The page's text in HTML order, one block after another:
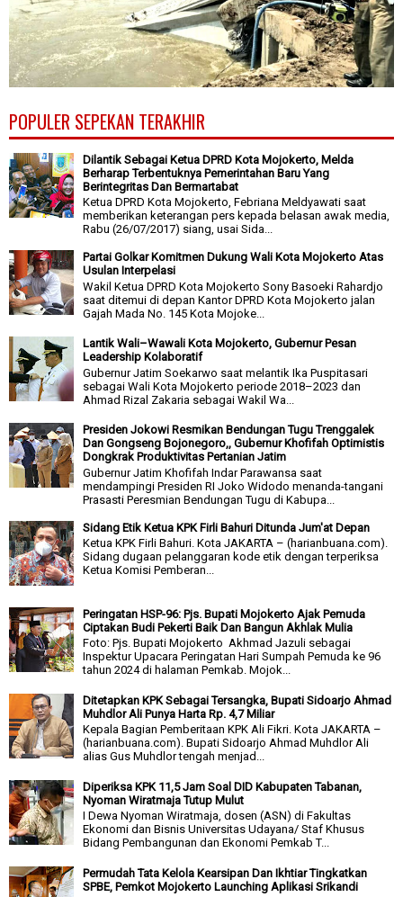
POPULER SEPEKAN TERAKHIR
Dilantik Sebagai Ketua DPRD Kota Mojokerto, Melda
Berharap Terbentuknya Pemerintahan Baru Yang
Berintegritas Dan Bermartabat
Ketua DPRD Kota Mojokerto, Febriana Meldyawati saat
memberikan keterangan pers kepada belasan awak media,
Rabu (26/07/2017) siang, usai Sida...
Partai Golkar Komitmen Dukung Wali Kota Mojokerto Atas
Usulan Interpelasi
Wakil Ketua DPRD Kota Mojokerto Sony Basoeki Rahardjo
saat ditemui di depan Kantor DPRD Kota Mojokerto jalan
Gajah Mada No. 145 Kota Mojoke...
Lantik Wali–Wawali Kota Mojokerto, Gubernur Pesan
Leadership Kolaboratif
Gubernur Jatim Soekarwo saat melantik Ika Puspitasari
sebagai Wali Kota Mojokerto periode 2018–2023 dan
Ahmad Rizal Zakaria sebagai Wakil Wa...
Presiden Jokowi Resmikan Bendungan Tugu Trenggalek
Dan Gongseng Bojonegoro,, Gubernur Khofifah Optimistis
Dongkrak Produktivitas Pertanian Jatim
Gubernur Jatim Khofifah Indar Parawansa saat
mendampingi Presiden RI Joko Widodo menanda-tangani
Prasasti Peresmian Bendungan Tugu di Kabupa...
Sidang Etik Ketua KPK Firli Bahuri Ditunda Jum'at Depan
Ketua KPK Firli Bahuri. Kota JAKARTA – (harianbuana.com).
Sidang dugaan pelanggaran kode etik dengan terperiksa
Ketua Komisi Pemberan...
Peringatan HSP-96: Pjs. Bupati Mojokerto Ajak Pemuda
Ciptakan Budi Pekerti Baik Dan Bangun Akhlak Mulia
Foto: Pjs. Bupati Mojokerto Akhmad Jazuli sebagai
Inspektur Upacara Peringatan Hari Sumpah Pemuda ke 96
tahun 2024 di halaman Pemkab. Mojok...
Ditetapkan KPK Sebagai Tersangka, Bupati Sidoarjo Ahmad
Muhdlor Ali Punya Harta Rp. 4,7 Miliar
Kepala Bagian Pemberitaan KPK Ali Fikri. Kota JAKARTA –
(harianbuana.com). Bupati Sidoarjo Ahmad Muhdlor Ali
alias Gus Muhdlor tengah menjad...
Diperiksa KPK 11,5 Jam Soal DID Kabupaten Tabanan,
Nyoman Wiratmaja Tutup Mulut
I Dewa Nyoman Wiratmaja, dosen (ASN) di Fakultas
Ekonomi dan Bisnis Universitas Udayana/ Staf Khusus
Bidang Pembangunan dan Ekonomi Pemkab T...
Permudah Tata Kelola Kearsipan Dan Ikhtiar Tingkatkan
SPBE, Pemkot Mojokerto Launching Aplikasi Srikandi